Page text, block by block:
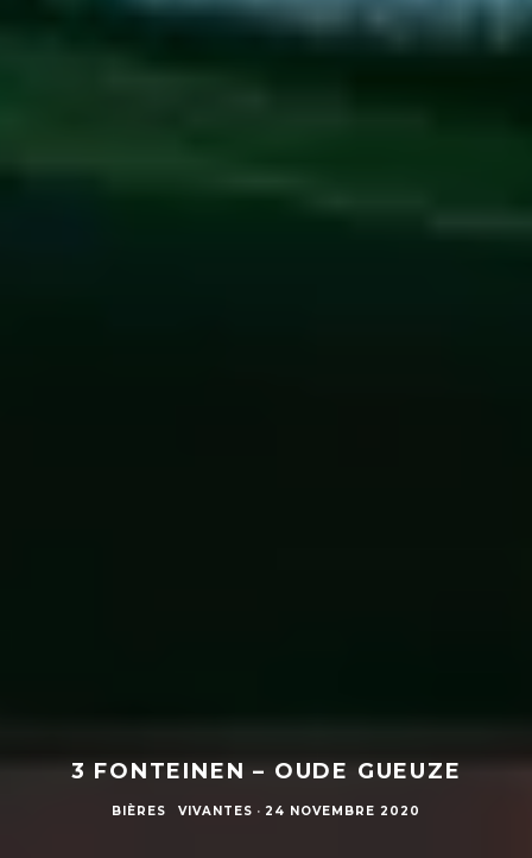
3 FONTEINEN – OUDE GUEUZE
BIÈRES VIVANTES · 24 NOVEMBRE 2020